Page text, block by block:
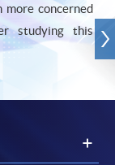
more concerned
studying this